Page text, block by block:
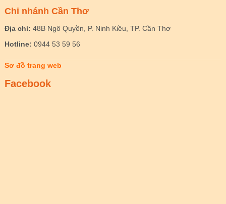
Chi nhánh Cần Thơ
Địa chỉ: 48B Ngô Quyền, P. Ninh Kiều, TP. Cần Thơ
Hotline: 0944 53 59 56
Sơ đồ trang web
Facebook